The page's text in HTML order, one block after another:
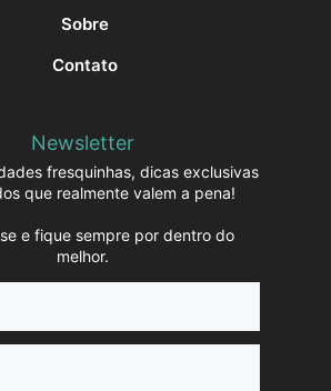
Sobre
Contato
Newsletter
fresquinhas, dicas exclusivas
que realmente valem a pena!
e fique sempre por dentro do
melhor.